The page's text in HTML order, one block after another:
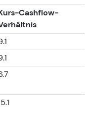
Erholungen; beim
technische Bild
und
eine
und Volumina
Cashflow-